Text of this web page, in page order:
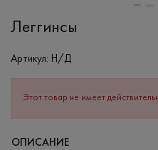
Леггинсы
Артикул: Н/Д
Этот товар не имеет
ОПИСАНИЕ